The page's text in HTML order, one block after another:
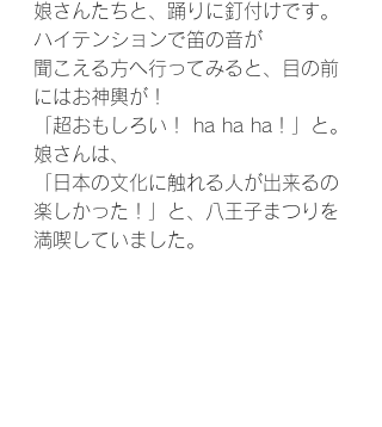
娘さんたちと、踊りに釘付けです。
ハイテンションで笛の音が
聞こえる方へ行ってみると、目の前
にはお神輿が！
「超おもしろい！ ha ha ha！」と。
娘さんは、
「日本の文化に触れる人が出来るの
楽しかった！」と、八王子まつりを
満喫していました。